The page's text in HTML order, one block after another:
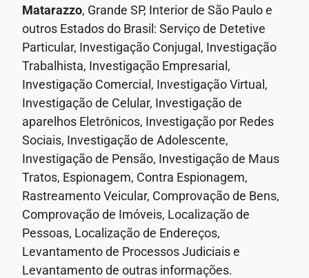
Matarazzo, Grande SP, Interior de São Paulo e
outros Estados do Brasil: Serviço de Detetive
Particular, Investigação Conjugal, Investigação
Trabalhista, Investigação Empresarial,
Investigação Comercial, Investigação Virtual,
Investigação de Celular, Investigação de
aparelhos Eletrônicos, Investigação por Redes
Sociais, Investigação de Adolescente,
Investigação de Pensão, Investigação de Maus
Tratos, Espionagem, Contra Espionagem,
Rastreamento Veicular, Comprovação de Bens,
Comprovação de Imóveis, Localização de
Pessoas, Localização de Endereços,
Levantamento de Processos Judiciais e
Levantamento de outras informações.